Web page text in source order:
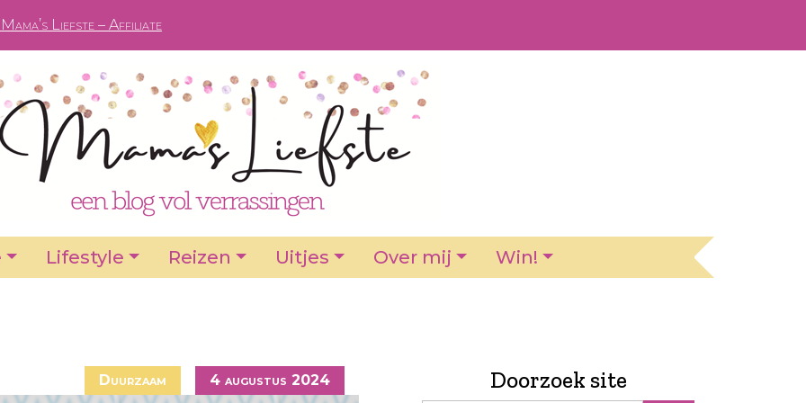
Liefste – Affiliate
Lifestyle Reizen Uitjes Over mij Win!
Duurzaam 4 augustus 2024 Doorzoek site